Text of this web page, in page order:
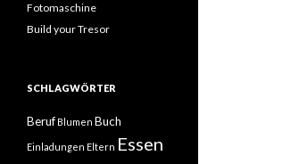
Fotomaschine
Build your Tresor
SCHLAGWÖRTER
Beruf Blumen Buch
Einladungen Eltern Essen